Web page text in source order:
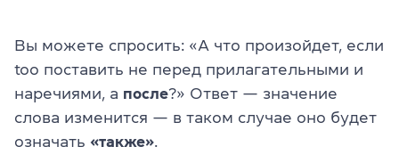
Вы можете спросить: «А что произойдет, если
too поставить не перед прилагательными и
наречиями, а после?» Ответ — значение
слова изменится — в таком случае оно будет
означать «также»